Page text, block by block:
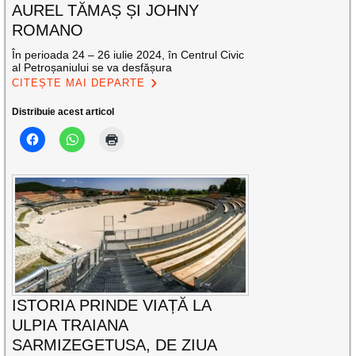
AUREL TĂMAȘ ȘI JOHNY
ROMANO
În perioada 24 – 26 iulie 2024, în Centrul Civic
al Petroșaniului se va desfășura
CITEȘTE MAI DEPARTE
Distribuie acest articol
ISTORIA PRINDE VIAȚĂ LA
ULPIA TRAIANA
SARMIZEGETUSA, DE ZIUA